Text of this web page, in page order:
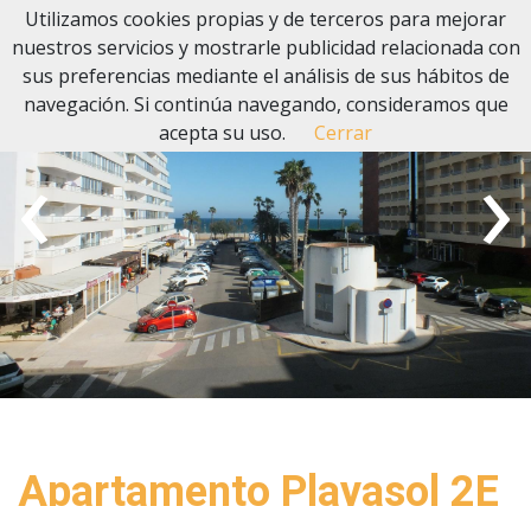
‹ ›
Apartamento Playasol 2E
Utilizamos cookies propias y de terceros para mejorar
nuestros servicios y mostrarle publicidad relacionada con
sus preferencias mediante el análisis de sus hábitos de
navegación. Si continúa navegando, consideramos que
acepta su uso.
Cerrar